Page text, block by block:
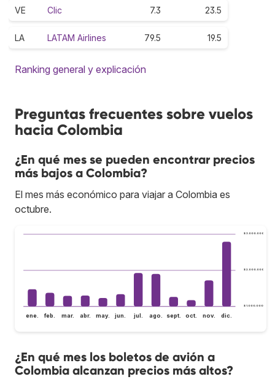
VE Clic 7.3 23.5
LA LATAM Airlines 79.5 19.5
Ranking general y explicación
Preguntas frecuentes sobre vuelos
hacia Colombia
¿En qué mes se pueden encontrar precios
más bajos a Colombia?
El mes más económico para viajar a Colombia es
octubre.
$ 1.000.000
$ 2.000.000
$ 3.000.000
ene. feb. mar. abr. may. jun. jul. ago. sept. oct. nov. dic.
¿En qué mes los boletos de avión a
Colombia alcanzan precios más altos?